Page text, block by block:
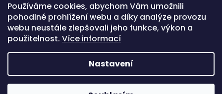
Používáme cookies, abychom Vám umožnili
pohodlné prohlížení webu a díky analýze provozu
webu neustále zlepšovali jeho funkce, výkon a
použitelnost. Více informací
Nastavení
Obchodní podmínky
Podmínky ochrany osobních údajů